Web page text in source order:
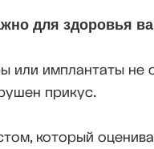
для здоровья
имплантаты не
прикус.
который